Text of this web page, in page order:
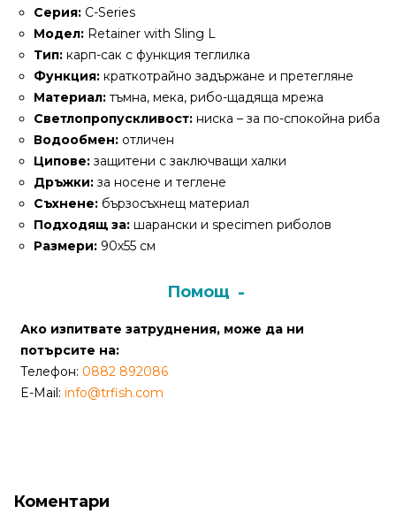
рекламация
Условия
за
ползване
Политика
за
поверителност
Политика
за
(Cookie)
Copyright
Интернет
Серия: C-Series
Модел: Retainer with Sling L
Тип: карп-сак с функция теглилка
Функция: краткотрайно задържане и претегляне
Материал: тъмна, мека, рибо-щадяща мрежа
Светлопропускливост: ниска – за по-спокойна риба
Водообмен: отличен
Ципове: защитени с заключващи халки
Дръжки: за носене и теглене
Съхнене: бързосъхнещ материал
Подходящ за: шарански и specimen риболов
Размери: 90х55 см
Помощ
Ако изпитвате затруднения, може да ни
потърсите на:
Телефон: 0882 892086
E-Mail: info@trfish.com
Коментари